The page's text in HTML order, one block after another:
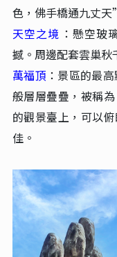
色，佛手橋通九丈
天空之境‌ ：懸空玻
撼。周邊配套雲巢秋
萬福頂 ：景區的最
般層層疊疊，被稱
的觀景臺上，可以
佳‌。